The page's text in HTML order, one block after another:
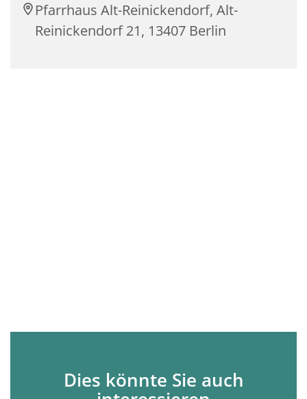
Pfarrhaus Alt-Reinickendorf, Alt-
Reinickendorf 21, 13407 Berlin
Dies könnte Sie auch